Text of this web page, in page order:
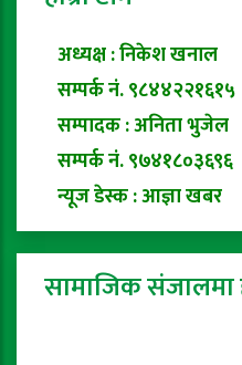
अध्यक्ष : निकेश खनाल
सम्पर्क नं. ९८४४२२१६१५
सम्पादक : अनिता भुजेल
सम्पर्क नं. ९७४१८०३६९६
न्यूज डेस्क : आज्ञा खबर
सामाजिक संजालमा